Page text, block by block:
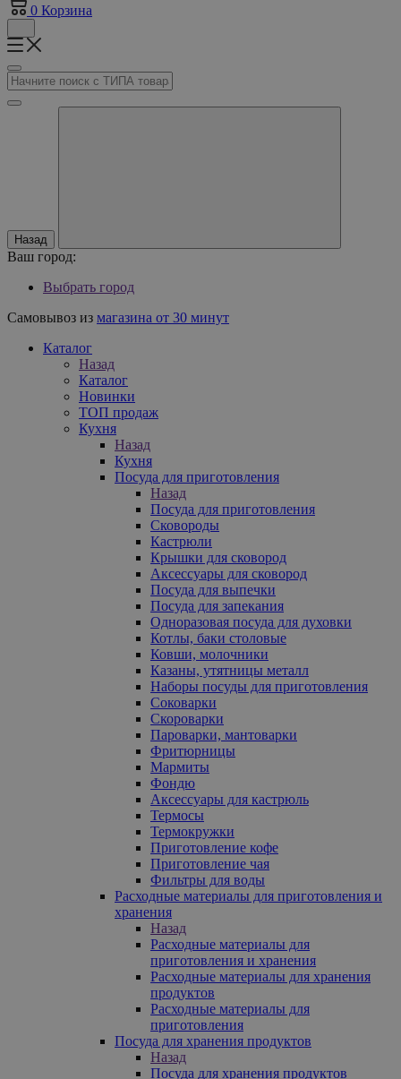
0 Корзина
Назад
Ваш город:
Выбрать город
Самовывоз из магазина от 30 минут
Каталог
Назад
Каталог
Новинки
ТОП продаж
Кухня
Назад
Кухня
Посуда для приготовления
Назад
Посуда для приготовления
Сковороды
Кастрюли
Крышки для сковород
Аксессуары для сковород
Посуда для выпечки
Посуда для запекания
Одноразовая посуда для духовки
Котлы, баки столовые
Ковши, молочники
Казаны, утятницы металл
Наборы посуды для приготовления
Соковарки
Скороварки
Пароварки, мантоварки
Фритюрницы
Мармиты
Фондю
Аксессуары для кастрюль
Термосы
Термокружки
Приготовление кофе
Приготовление чая
Фильтры для воды
Расходные материалы для приготовления и
хранения
Назад
Расходные материалы для
приготовления и хранения
Расходные материалы для хранения
продуктов
Расходные материалы для
приготовления
Посуда для хранения продуктов
Назад
Посуда для хранения продуктов